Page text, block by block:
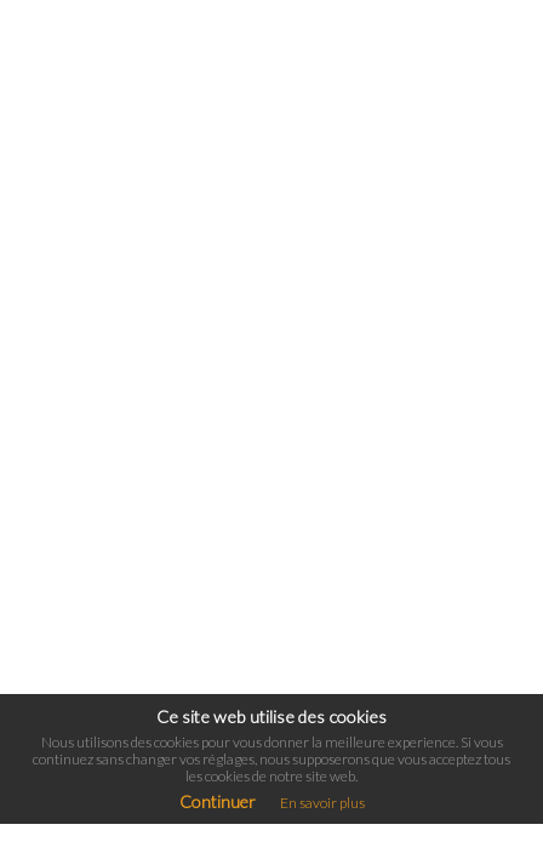
Ce site web utilise des cookies
Nous utilisons des cookies pour vous donner la meilleure experience. Si vous
continuez sans changer vos réglages, nous supposerons que vous acceptez tous
les cookies de notre site web.
Continuer En savoir plus